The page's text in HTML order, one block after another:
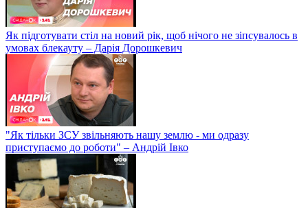
Як підготувати стіл на новий рік, щоб нічого не зіпсувалось в
умовах блекауту – Дарія Дорошкевич
"Як тільки ЗСУ звільняють нашу землю - ми одразу
приступаємо до роботи" – Андрій Івко